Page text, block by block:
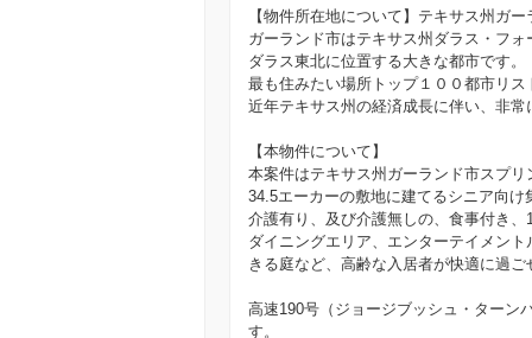
【物件所在地について】テキサス州ガー
ガーランド市はテキサス州ダラス・フ
ダラス東北に位置する大きな都市です。
最も住みたい場所トップ１００都市リ
近年テキサス州の経済成長に伴い、非
【本物件について】
本案件はテキサス州ガーランド市スプ
34.5エーカーの敷地に建てるシニア向け
介護有り、及び介護無しの、食事付き
ダイニングエリア、エンターテイメン
きる庭など、高齢な入居者が快適に過
高速190号（ジョージブッシュ・ターン
す。